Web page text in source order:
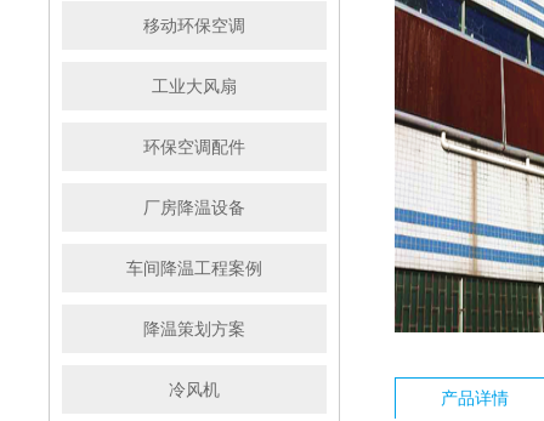
移动环保空调
工业大风扇
环保空调配件
厂房降温设备
车间降温工程案例
降温策划方案
冷风机 产品详情